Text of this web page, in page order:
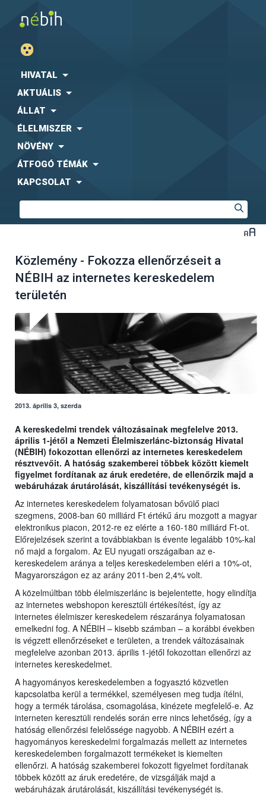
HIVATAL
AKTUÁLIS
ÁLLAT
ÉLELMISZER
NÖVÉNY
ÁTFOGÓ TÉMÁK
KAPCSOLAT
Közlemény - Fokozza ellenőrzéseit a
NÉBIH az internetes kereskedelem
területén
2013. április 3, szerda
A kereskedelmi trendek változásainak megfelelve 2013.
április 1-jétől a Nemzeti Élelmiszerlánc-biztonság Hivatal
(NÉBIH) fokozottan ellenőrzi az internetes kereskedelem
résztvevőit. A hatóság szakemberei többek között kiemelt
figyelmet fordítanak az áruk eredetére, de ellenőrzik majd a
webáruházak árutárolását, kiszállítási tevékenységét is.
Az internetes kereskedelem folyamatosan bővülő piaci
szegmens, 2008-ban 60 milliárd Ft értékű áru mozgott a magyar
elektronikus piacon, 2012-re ez elérte a 160-180 milliárd Ft-ot.
Előrejelzések szerint a továbbiakban is évente legalább 10%-kal
nő majd a forgalom. Az EU nyugati országaiban az e-
kereskedelem aránya a teljes kereskedelemben eléri a 10%-ot,
Magyarországon ez az arány 2011-ben 2,4% volt.
A közelmúltban több élelmiszerlánc is bejelentette, hogy elindítja
az internetes webshopon keresztüli értékesítést, így az
internetes élelmiszer kereskedelem részaránya folyamatosan
emelkedni fog. A NÉBIH – kisebb számban – a korábbi években
is végzett ellenőrzéseket e területen, a trendek változásainak
megfelelve azonban 2013. április 1-jétől fokozottan ellenőrzi az
internetes kereskedelmet.
A hagyományos kereskedelemben a fogyasztó közvetlen
kapcsolatba kerül a termékkel, személyesen meg tudja ítélni,
hogy a termék tárolása, csomagolása, kinézete megfelelő-e. Az
interneten keresztüli rendelés során erre nincs lehetőség, így a
hatóság ellenőrzési felelőssége nagyobb. A NÉBIH ezért a
hagyományos kereskedelmi forgalmazás mellett az internetes
kereskedelemben forgalmazott termékeket is kiemelten
ellenőrzi. A hatóság szakemberei fokozott figyelmet fordítanak
többek között az áruk eredetére, de vizsgálják majd a
webáruházak árutárolását, kiszállítási tevékenységét is.